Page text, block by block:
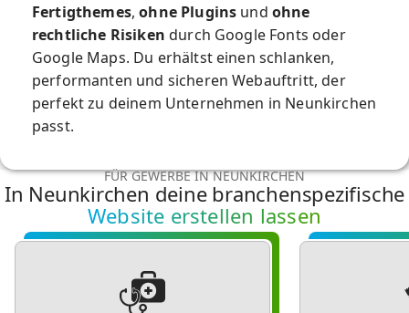
Fertigthemes,ohne Plugins und ohne
rechtliche Risiken durch Google Fonts oder
Google Maps. Du erhältst einen schlanken,
performanten und sicheren Webauftritt, der
perfekt zu deinem Unternehmen in Neunkirchen
passt.
FÜR GEWERBE IN NEUNKIRCHEN
In Neunkirchen deine branchenspezifische
Website erstellen lassen